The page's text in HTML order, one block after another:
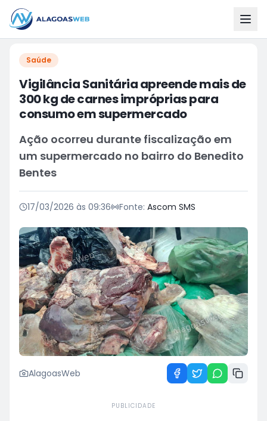
Saúde
Vigilância Sanitária apreende mais de
300 kg de carnes impróprias para
consumo em supermercado
Ação ocorreu durante fiscalização em
um supermercado no bairro do Benedito
Bentes
17/03/2026 às 09:36 Fonte: Ascom SMS
AlagoasWeb
PUBLICIDADE